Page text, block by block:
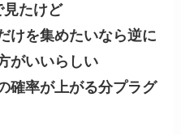
たけど
けを集めたいなら逆に
がいいらしい
確率が上がる分プラグ